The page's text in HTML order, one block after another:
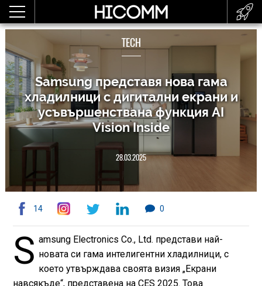
TECH
Samsung представя нова гама
хладилници с дигитални екрани и
усъвършенствана функция AI
Vision Inside
28.03.2025
14 0
S amsung Electronics Co., Ltd. представи най-
новата си гама интелигентни хладилници, с
което утвърждава своята визия „Екрани
навсякъде“, представена на CES 2025. Това